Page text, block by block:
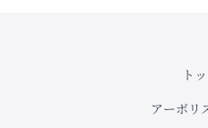
ト
アーボリ